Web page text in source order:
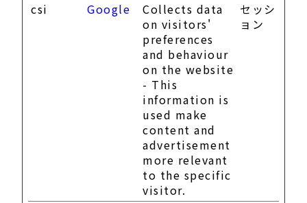
csi Google
Collects data
on visitors'
preferences
and behaviour
on the website
- This
information is
used make
content and
advertisement
more relevant
to the specific
visitor.
セッシ
ョン